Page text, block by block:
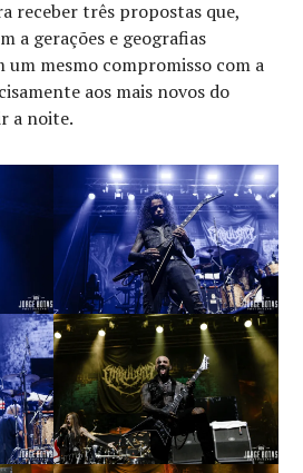
receber três propostas que,
a gerações e geografias
mesmo compromisso com a
aos mais novos do
a noite.